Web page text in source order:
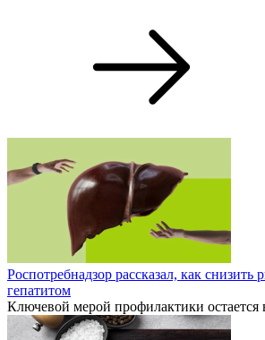
Роспотребнадзор рассказал, как снизить
гепатитом
Ключевой мерой профилактики остается